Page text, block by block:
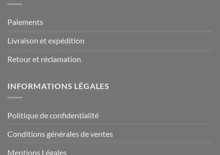
Paiements
Livraison et expédition
Retour et réclamation
INFORMATIONS LÉGALES
Politique de confidentialité
Conditions générales de ventes
Mentions Légales